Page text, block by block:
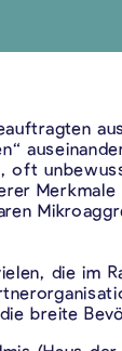
oft
Merkmale
die im
breite